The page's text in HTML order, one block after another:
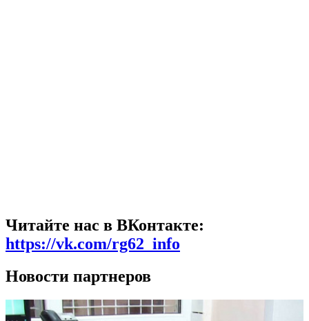
Читайте нас в ВКонтакте:
https://vk.com/rg62_info
Новости партнеров